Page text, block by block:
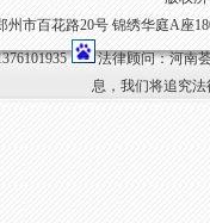
州市百花路20号 锦绣华庭A座
法律顾问：河南
息，我们将追究